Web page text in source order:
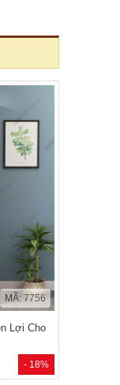
- 18%
MÃ: 7756
Lợi Cho